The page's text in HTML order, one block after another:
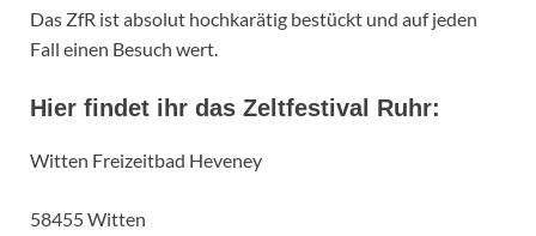
Das ZfR ist absolut hochkarätig bestückt und auf jeden
Fall einen Besuch wert.
Hier findet ihr das Zeltfestival Ruhr:
Witten Freizeitbad Heveney
58455 Witten